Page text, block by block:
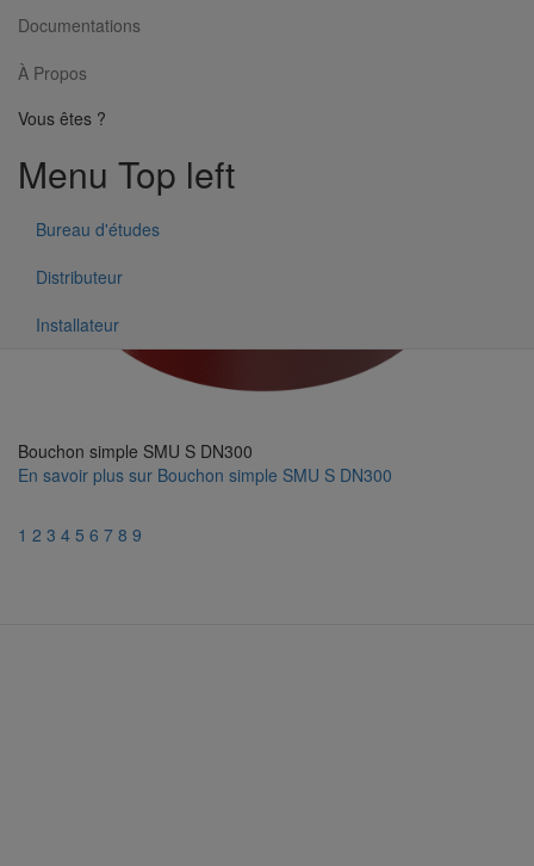
Documentations
À Propos
Vous êtes ?
Menu Top left
Bureau d'études
Distributeur
Installateur
Bouchon simple SMU S DN300
En savoir plus sur Bouchon simple SMU S DN300
1 2 3 4 5 6 7 8 9